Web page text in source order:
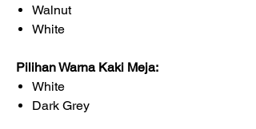
Walnut
White
Pilihan Warna Kaki Meja:
White
Dark Grey